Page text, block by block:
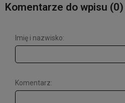
Komentarze do wpisu (0)
Imię i nazwisko:
Komentarz: